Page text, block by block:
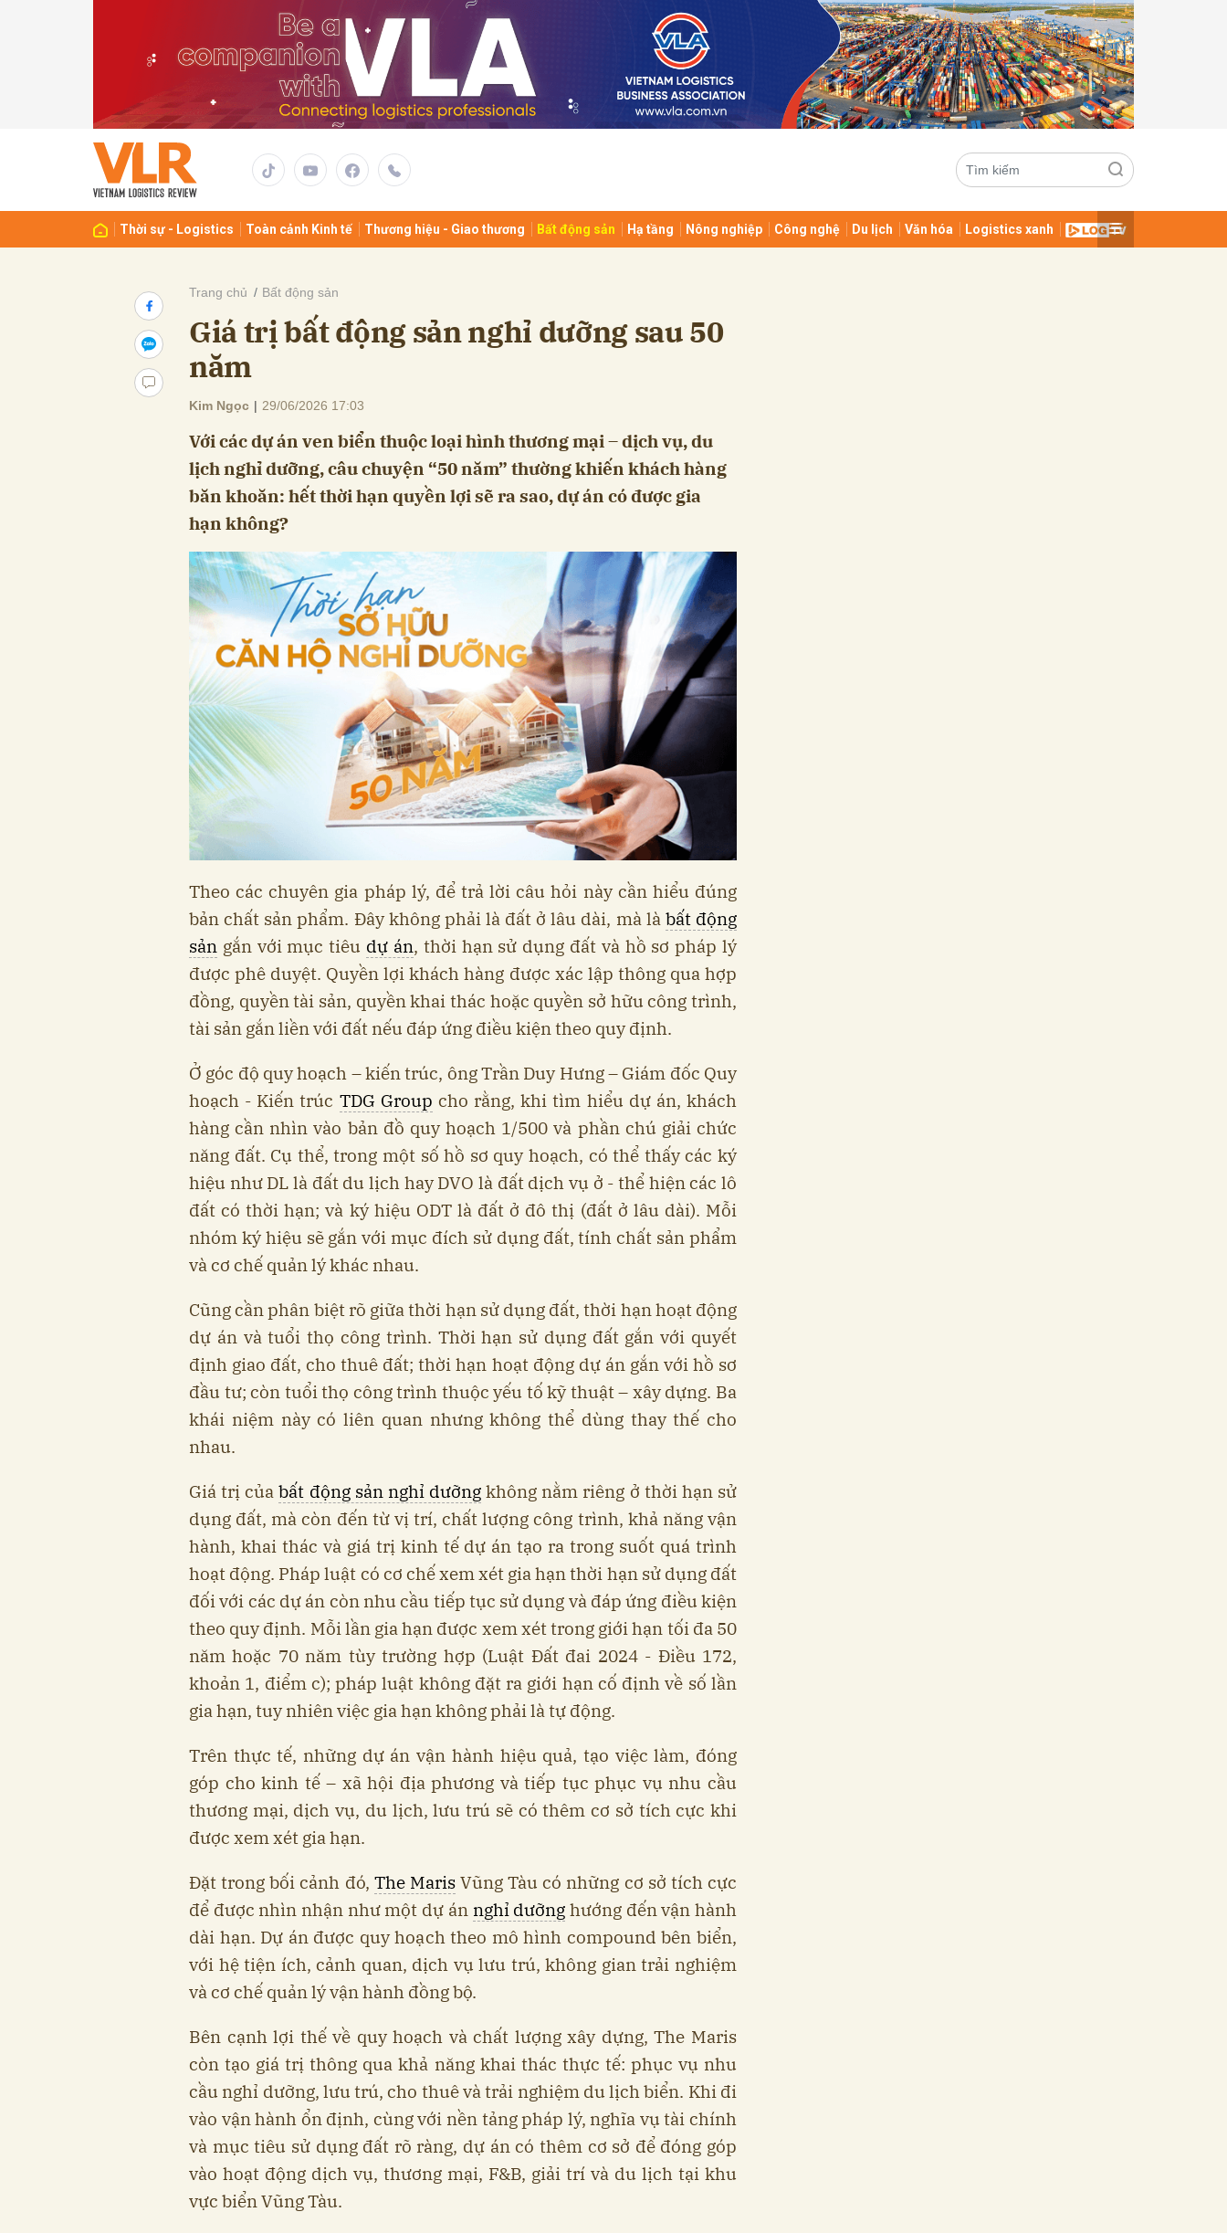
Thời sự - Logistics Toàn cảnh Kinh tế Thương hiệu - Giao thương Bất động sản Hạ tầng Nông nghiệp Công nghệ Du lịch Văn hóa Logistics xanh
Trang chủ Bất động sản
Giá trị bất động sản nghỉ dưỡng sau 50
năm
Kim Ngọc | 29/06/2026 17:03
Với các dự án ven biển thuộc loại hình thương mại – dịch vụ, du
lịch nghỉ dưỡng, câu chuyện “50 năm” thường khiến khách hàng
băn khoăn: hết thời hạn quyền lợi sẽ ra sao, dự án có được gia
hạn không?
Theo các chuyên gia pháp lý, để trả lời câu hỏi này cần hiểu đúng
bản chất sản phẩm. Đây không phải là đất ở lâu dài, mà là bất động
sản gắn với mục tiêu dự án, thời hạn sử dụng đất và hồ sơ pháp lý
được phê duyệt. Quyền lợi khách hàng được xác lập thông qua hợp
đồng, quyền tài sản, quyền khai thác hoặc quyền sở hữu công trình,
tài sản gắn liền với đất nếu đáp ứng điều kiện theo quy định.
Ở góc độ quy hoạch – kiến trúc, ông Trần Duy Hưng – Giám đốc Quy
hoạch - Kiến trúc TDG Group cho rằng, khi tìm hiểu dự án, khách
hàng cần nhìn vào bản đồ quy hoạch 1/500 và phần chú giải chức
năng đất. Cụ thể, trong một số hồ sơ quy hoạch, có thể thấy các ký
hiệu như DL là đất du lịch hay DVO là đất dịch vụ ở - thể hiện các lô
đất có thời hạn; và ký hiệu ODT là đất ở đô thị (đất ở lâu dài). Mỗi
nhóm ký hiệu sẽ gắn với mục đích sử dụng đất, tính chất sản phẩm
và cơ chế quản lý khác nhau.
Cũng cần phân biệt rõ giữa thời hạn sử dụng đất, thời hạn hoạt động
dự án và tuổi thọ công trình. Thời hạn sử dụng đất gắn với quyết
định giao đất, cho thuê đất; thời hạn hoạt động dự án gắn với hồ sơ
đầu tư; còn tuổi thọ công trình thuộc yếu tố kỹ thuật – xây dựng. Ba
khái niệm này có liên quan nhưng không thể dùng thay thế cho
nhau.
Giá trị củabất động sản nghỉ dưỡng không nằm riêng ở thời hạn sử
dụng đất, mà còn đến từ vị trí, chất lượng công trình, khả năng vận
hành, khai thác và giá trị kinh tế dự án tạo ra trong suốt quá trình
hoạt động. Pháp luật có cơ chế xem xét gia hạn thời hạn sử dụng đất
đối với các dự án còn nhu cầu tiếp tục sử dụng và đáp ứng điều kiện
theo quy định. Mỗi lần gia hạn được xem xét trong giới hạn tối đa 50
năm hoặc 70 năm tùy trường hợp (Luật Đất đai 2024 - Điều 172,
khoản 1, điểm c); pháp luật không đặt ra giới hạn cố định về số lần
gia hạn, tuy nhiên việc gia hạn không phải là tự động.
Trên thực tế, những dự án vận hành hiệu quả, tạo việc làm, đóng
góp cho kinh tế – xã hội địa phương và tiếp tục phục vụ nhu cầu
thương mại, dịch vụ, du lịch, lưu trú sẽ có thêm cơ sở tích cực khi
được xem xét gia hạn.
Đặt trong bối cảnh đó, The MarisVũng Tàu có những cơ sở tích cực
để được nhìn nhận như một dự án nghỉ dưỡng hướng đến vận hành
dài hạn. Dự án được quy hoạch theo mô hình compound bên biển,
với hệ tiện ích, cảnh quan, dịch vụ lưu trú, không gian trải nghiệm
và cơ chế quản lý vận hành đồng bộ.
Bên cạnh lợi thế về quy hoạch và chất lượng xây dựng, The Maris
còn tạo giá trị thông qua khả năng khai thác thực tế: phục vụ nhu
cầu nghỉ dưỡng, lưu trú, cho thuê và trải nghiệm du lịch biển. Khi đi
vào vận hành ổn định, cùng với nền tảng pháp lý, nghĩa vụ tài chính
và mục tiêu sử dụng đất rõ ràng, dự án có thêm cơ sở để đóng góp
vào hoạt động dịch vụ, thương mại, F&B, giải trí và du lịch tại khu
vực biển Vũng Tàu.
Gửi bình luận